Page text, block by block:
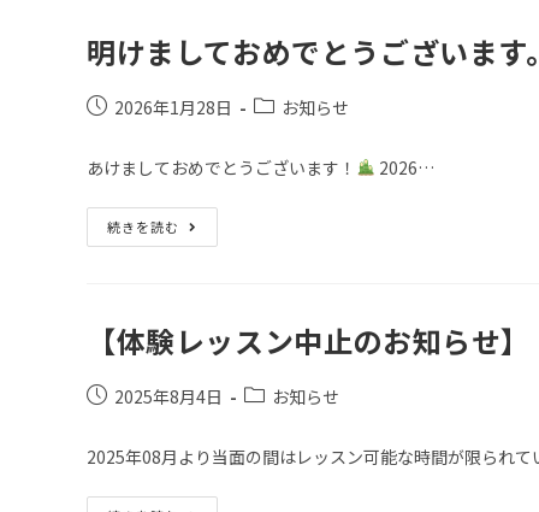
明けましておめでとうございます
2026年1月28日 お知らせ
あけましておめでとうございます！ 2026…
続きを読む
【体験レッスン中止のお知らせ】
2025年8月4日 お知らせ
2025年08月より当面の間はレッスン可能な時間が限られ